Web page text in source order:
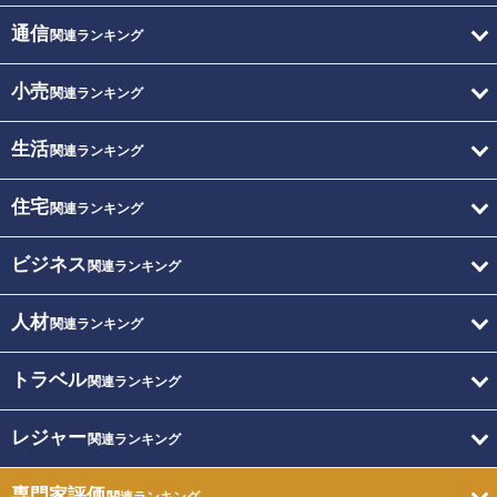
通信関連ランキング
小売関連ランキング
生活関連ランキング
住宅関連ランキング
ビジネス 関連ランキング
人材関連ランキング
トラベル関連ランキング
レジャー関連ランキング